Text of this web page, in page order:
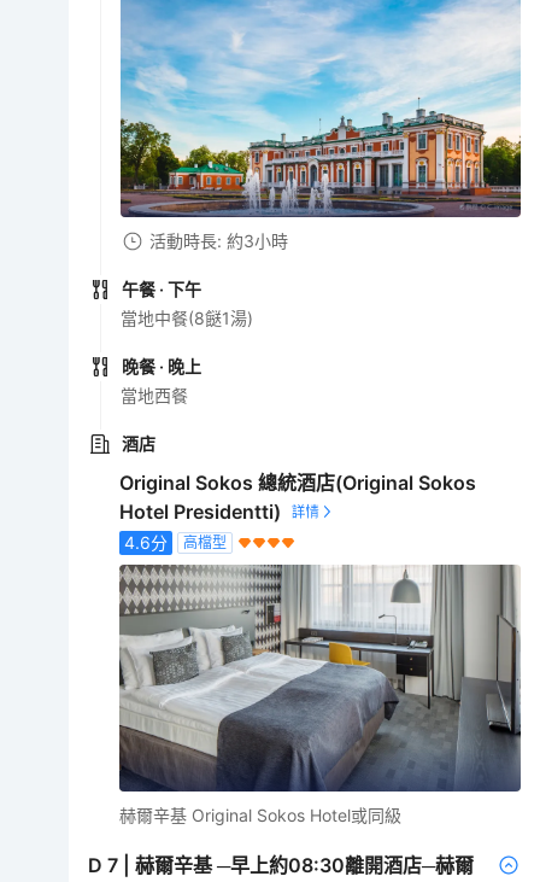
活動時長: 約3小時
午餐 · 下午
當地中餐(8餸1湯)
晚餐 · 晚上
當地西餐
酒店
Original Sokos 總統酒店(Original Sokos
Hotel Presidentti)
4.6分 高檔型
赫爾辛基 Original Sokos Hotel或同級
D7 |赫爾辛基 ─早上約08:30離開酒店─赫爾